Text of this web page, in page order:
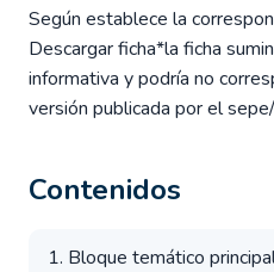
Según establece la
Descargar ficha*la ficha
informativa y podría no
versión publicada por el
Contenidos
1. Bloque temático